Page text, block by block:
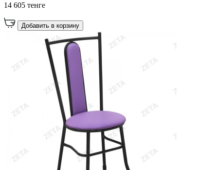
14 605 тенге
Добавить в корзину